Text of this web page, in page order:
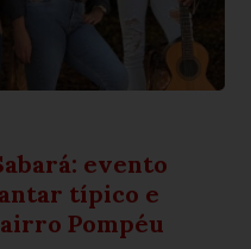
evento
típico e
Pompéu